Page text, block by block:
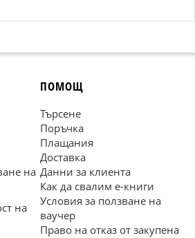
на
на
ПОМОЩ
Търсене
Поръчка
Плащания
Доставка
Данни за клиента
Как да свалим е-книги
Условия за ползване на
ваучер
Право на отказ от закупена